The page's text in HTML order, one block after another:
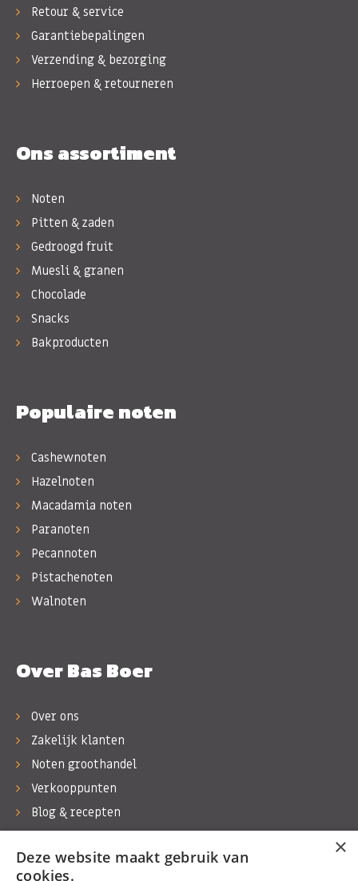
Retour & service
Garantiebepalingen
Verzending & bezorging
Herroepen & retourneren
Ons assortiment
Noten
Pitten & zaden
Gedroogd fruit
Muesli & granen
Chocolade
Snacks
Bakproducten
Populaire noten
Cashewnoten
Hazelnoten
Macadamia noten
Paranoten
Pecannoten
Pistachenoten
Walnoten
Over Bas Boer
Over ons
Zakelijk klanten
Noten groothandel
Verkooppunten
Blog & recepten
Werken bij Bas Boer Noten
Contact
×
Deze website maakt gebruik van
cookies.